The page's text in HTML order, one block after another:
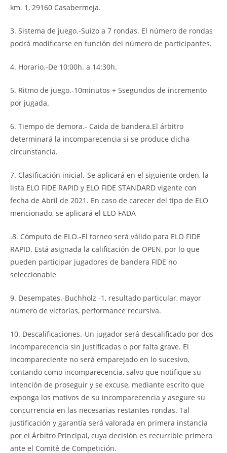
km. 1, 29160 Casabermeja.
3. Sistema de juego.-Suizo a 7 rondas. El número de rondas
podrá modificarse en función del número de participantes.
4. Horario.-De 10:00h. a 14:30h.
5. Ritmo de juego.-10minutos + 5segundos de incremento
por jugada.
6. Tiempo de demora.- Caida de bandera.El árbitro
determinará la incomparecencia si se produce dicha
circunstancia.
7. Clasificación inicial.-Se aplicará en el siguiente orden, la
lista ELO FIDE RAPID y ELO FIDE STANDARD vigente con
fecha de Abril de 2021. En caso de carecer del tipo de ELO
mencionado, se aplicará el ELO FADA
.8. Cómputo de ELO.-El torneo será válido para ELO FIDE
RAPID. Está asignada la calificación de OPEN, por lo que
pueden participar jugadores de bandera FIDE no
seleccionable
9. Desempates.-Buchholz -1, resultado particular, mayor
número de victorias, performance recursiva.
10. Descalificaciones.-Un jugador será descalificado por dos
incomparecencia sin justificadas o por falta grave. El
incompareciente no será emparejado en lo sucesivo,
contando como incomparecencia, salvo que notifique su
intención de proseguir y se excuse, mediante escrito que
exponga los motivos de su incomparecencia y asegure su
concurrencia en las necesarias restantes rondas. Tal
justificación y garantía será valorada en primera instancia
por el Árbitro Principal, cuya decisión es recurrible primero
ante el Comité de Competición.